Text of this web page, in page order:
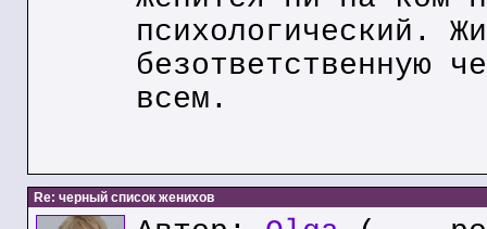
психологический.
безответственную
всем.
Re: черный список женихов